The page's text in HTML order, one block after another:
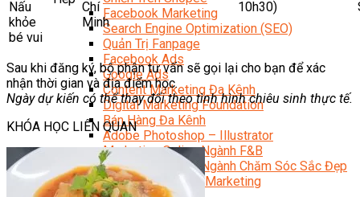
Facebook Marketing
Search Engine Optimization (SEO)
Quản Trị Fanpage
Facebook Ads
Google Ads
Content Marketing Đa Kênh
Digital Marketing Foundation
Bán Hàng Đa Kênh
Adobe Photoshop – Illustrator
Marketing Online Ngành F&B
Marketing Online Ngành Chăm Sóc Sắc Đẹp
Chuyên Đề Digital Marketing
Nấu
khỏe
bé vui
Chí
Minh
10h30)
Sau khi đăng ký, bộ phận tư vấn sẽ gọi lại cho bạn để xác
nhận thời gian và địa điểm học.
Ngày dự kiến có thể thay đổi theo tình hình chiêu sinh thực tế.
KHÓA HỌC LIÊN QUAN